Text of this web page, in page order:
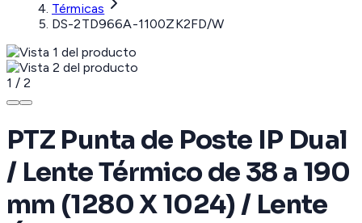
Térmicas
DS-2TD966A-1100ZK2FD/W
1 / 2
PTZ Punta de Poste IP Dual
/ Lente Térmico de 38 a 190
mm (1280 X 1024) / Lente